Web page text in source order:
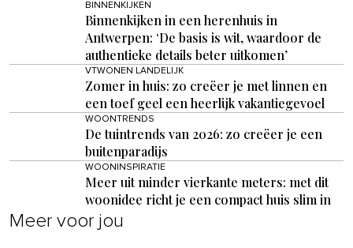
BINNENKIJKEN
Binnenkijken in een herenhuis in
Antwerpen: ‘De basis is wit, waardoor de
authentieke details beter uitkomen’
VTWONEN LANDELIJK
Zomer in huis: zo creëer je met linnen en
een toef geel een heerlijk vakantiegevoel
WOONTRENDS
De tuintrends van 2026: zo creëer je een
buitenparadijs
WOONINSPIRATIE
Meer uit minder vierkante meters: met dit
woonidee richt je een compact huis slim in
Meer voor jou